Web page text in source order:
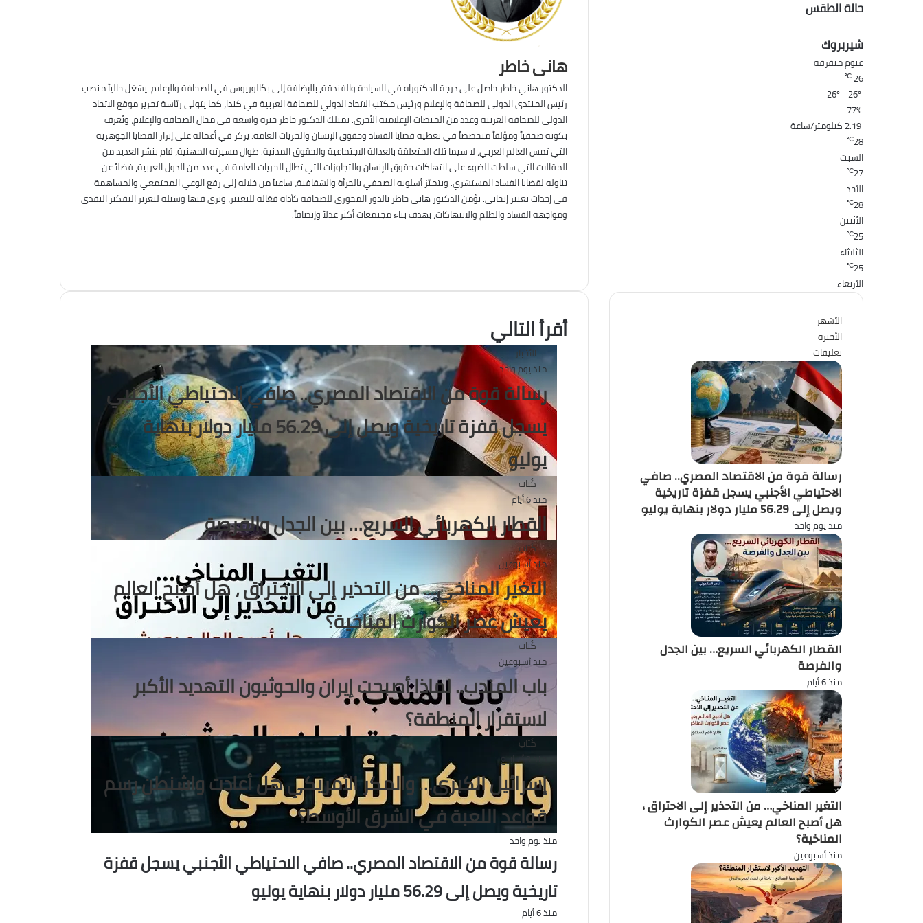
هانى خاطر
الدكتور هاني خاطر حاصل على درجة الدكتوراه في السياحة والفندقة، بالإضافة إلى بكالوريوس في الصحافة والإعلام. يشغل حالياً منصب
رئيس المنتدى الدولى للصحافة والإعلام ورئيس مكتب الاتحاد الدولي للصحافة العربية في كندا، كما يتولى رئاسة تحرير موقع الاتحاد
الدولي للصحافة العربية وعدد من المنصات الإعلامية الأخرى. يمتلك الدكتور خاطر خبرة واسعة في مجال الصحافة والإعلام، ويُعرف
بكونه صحفياً ومؤلفاً متخصصاً في تغطية قضايا الفساد وحقوق الإنسان والحريات العامة. يركز في أعماله على إبراز القضايا الجوهرية
التي تمس العالم العربي، لا سيما تلك المتعلقة بالعدالة الاجتماعية والحقوق المدنية. طوال مسيرته المهنية، قام بنشر العديد من
المقالات التي سلطت الضوء على انتهاكات حقوق الإنسان والتجاوزات التي تطال الحريات العامة في عدد من الدول العربية، فضلاً عن
تناوله لقضايا الفساد المستشري. ويتميّز أسلوبه الصحفي بالجرأة والشفافية، ساعياً من خلاله إلى رفع الوعي المجتمعي والمساهمة
في إحداث تغيير إيجابي. يؤمن الدكتور هاني خاطر بالدور المحوري للصحافة كأداة فعّالة للتغيير، ويرى فيها وسيلة لتعزيز التفكير النقدي
ومواجهة الفساد والظلم والانتهاكات، بهدف بناء مجتمعات أكثر عدلاً وإنصافاً.
أقرأ التالي
الأخبار
منذ يوم واحد
رسالة قوة من الاقتصاد المصري.. صافي الاحتياطي الأجنبي
يسجل قفزة تاريخية ويصل إلى 56.29 مليار دولار بنهاية
يوليو
كُتاب
منذ 6 أيام
القطار الكهربائي السريع… بين الجدل والفرصة
كُتاب
منذ أسبوعين
التغير المناخي… من التحذير إلى الاحتراق ، هل أصبح العالم
يعيش عصر الكوارث المناخية؟
كُتاب
منذ أسبوعين
باب المندب.. لماذا أصبحت إيران والحوثيون التهديد الأكبر
لاستقرار المنطقة؟
كُتاب
منذ 3 أسابيع
إسرائيل الكبرى… والمكر الأمريكي هل أعادت واشنطن رسم
قواعد اللعبة في الشرق الأوسط؟
منذ يوم واحد
رسالة قوة من الاقتصاد المصري.. صافي الاحتياطي الأجنبي يسجل قفزة
تاريخية ويصل إلى 56.29 مليار دولار بنهاية يوليو
منذ 6 أيام
حالة الطقس
شيربروك
غيوم متفرقة
26
℃
26º - 26º
77%
2.19 كيلومتر/ساعة
28
℃
السبت
27
℃
الأحد
28
℃
الأثنين
25
℃
الثلاثاء
25
℃
الأربعاء
الأشهر
الأخيرة
تعليقات
رسالة قوة من الاقتصاد المصري.. صافي
الاحتياطي الأجنبي يسجل قفزة تاريخية
ويصل إلى 56.29 مليار دولار بنهاية يوليو
منذ يوم واحد
القطار الكهربائي السريع… بين الجدل
والفرصة
منذ 6 أيام
التغير المناخي… من التحذير إلى الاحتراق ،
هل أصبح العالم يعيش عصر الكوارث
المناخية؟
منذ أسبوعين